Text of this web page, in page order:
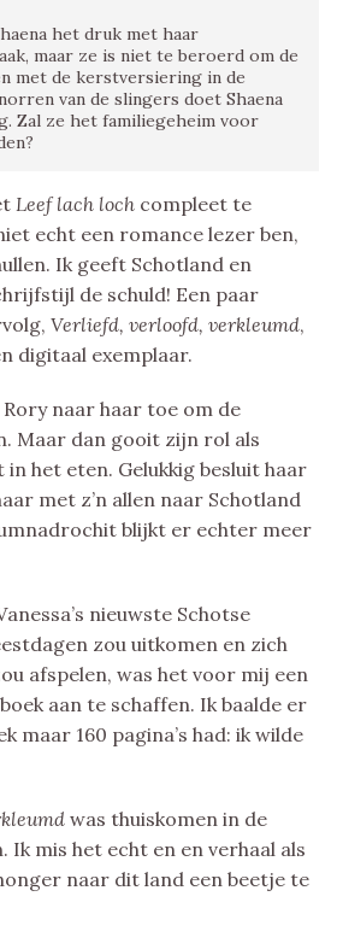
het druk met haar
maar ze is niet te beroerd om de
met de kerstversiering in de
van de slingers doet Shaena
Zal ze het familiegeheim voor
Leef lach loch compleet te
echt een romance lezer ben,
Ik geeft Schotland en
de schuld! Een paar
Verliefd, verloofd, verkleumd,
digitaal exemplaar.
Rory naar haar toe om de
Maar dan gooit zijn rol als
het eten. Gelukkig besluit haar
met z’n allen naar Schotland
blijkt er echter meer
nieuwste Schotse
zou uitkomen en zich
afspelen, was het voor mij een
aan te schaffen. Ik baalde er
maar 160 pagina’s had: ik wilde
was thuiskomen in de
Ik mis het echt en en verhaal als
naar dit land een beetje te